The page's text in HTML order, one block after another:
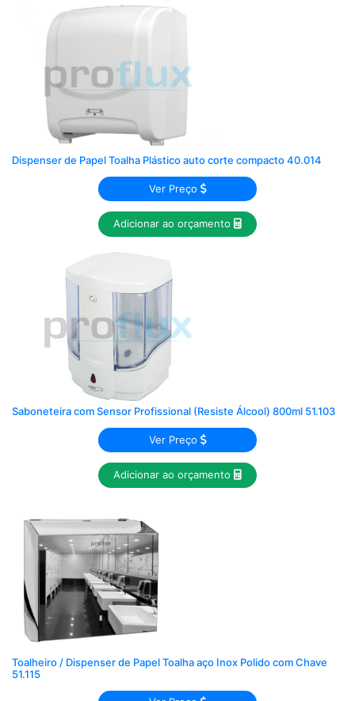
Dispenser de Papel Toalha Plástico auto corte compacto 40.014
Ver Preço
Adicionar ao orçamento
Saboneteira com Sensor Profissional (Resiste Álcool) 800ml 51.103
Ver Preço
Adicionar ao orçamento
Toalheiro / Dispenser de Papel Toalha aço Inox Polido com Chave
51.115